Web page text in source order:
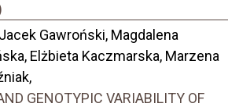
Gawroński, Magdalena
Elżbieta Kaczmarska, Marzena
GENOTYPIC VARIABILITY OF